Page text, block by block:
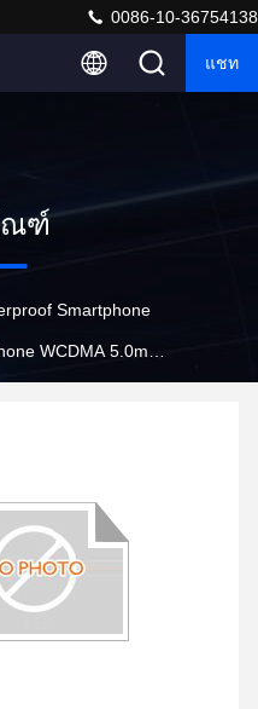
0086-10-36754138
แชท
ณฑ์
Smartphone
WCDMA 5.0mp